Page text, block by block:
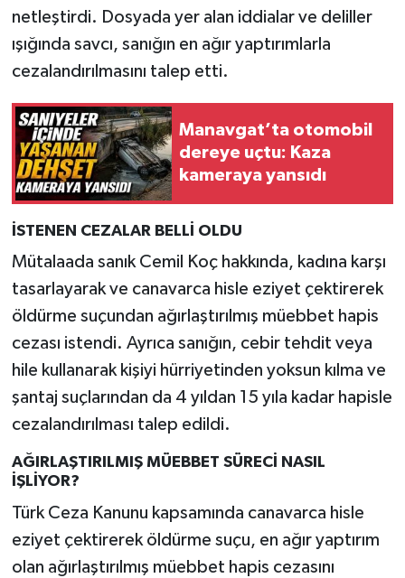
netleştirdi. Dosyada yer alan iddialar ve deliller
ışığında savcı, sanığın en ağır yaptırımlarla
cezalandırılmasını talep etti.
Manavgat’ta otomobil
dereye uçtu: Kaza
kameraya yansıdı
İSTENEN CEZALAR BELLİ OLDU
Mütalaada sanık Cemil Koç hakkında, kadına karşı
tasarlayarak ve canavarca hisle eziyet çektirerek
öldürme suçundan ağırlaştırılmış müebbet hapis
cezası istendi. Ayrıca sanığın, cebir tehdit veya
hile kullanarak kişiyi hürriyetinden yoksun kılma ve
şantaj suçlarından da 4 yıldan 15 yıla kadar hapisle
cezalandırılması talep edildi.
AĞIRLAŞTIRILMIŞ MÜEBBET SÜRECİ NASIL
İŞLİYOR?
Türk Ceza Kanunu kapsamında canavarca hisle
eziyet çektirerek öldürme suçu, en ağır yaptırım
olan ağırlaştırılmış müebbet hapis cezasını